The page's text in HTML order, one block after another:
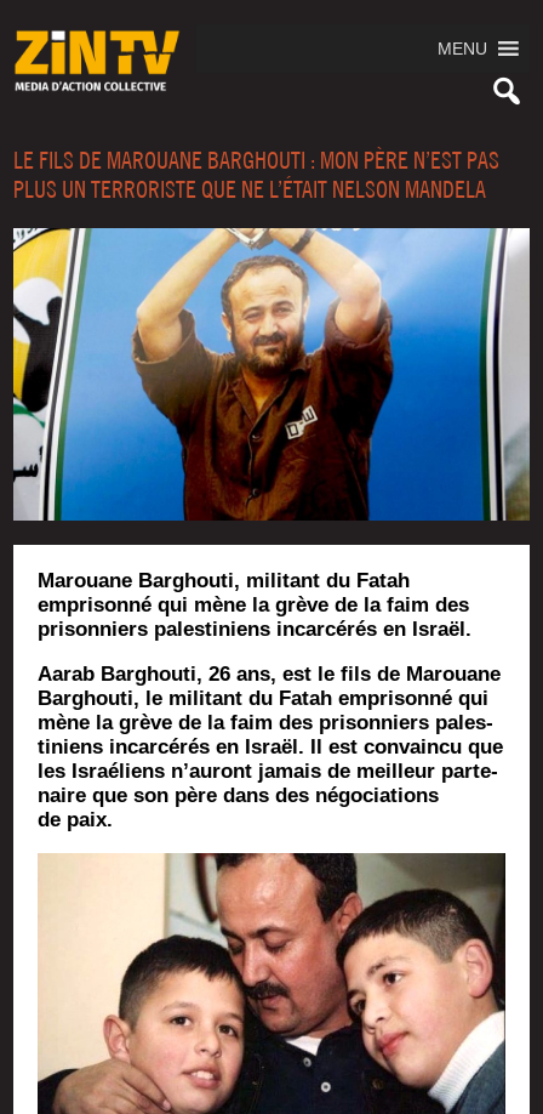
MENU
LE FILS DE MAROUANE BARGHOUTI : MON PÈRE N’EST PAS
PLUS UN TERRORISTE QUE NE L’ÉTAIT NELSON MANDELA
Marouane Barghouti, militant du Fatah
emprisonné qui mène la grève de la faim des
prisonniers palestiniens incarcérés en Israël.
Aarab Bar­ghou­ti, 26 ans, est le fils de Marouane
Bar­ghou­ti, le mili­tant du Fatah empri­son­né qui
mène la grève de la faim des pri­son­niers pales­
ti­niens incar­cé­rés en Israël. Il est convain­cu que
les Israé­liens n’au­ront jamais de meilleur par­te­
naire que son père dans des négo­cia­tions
de paix.